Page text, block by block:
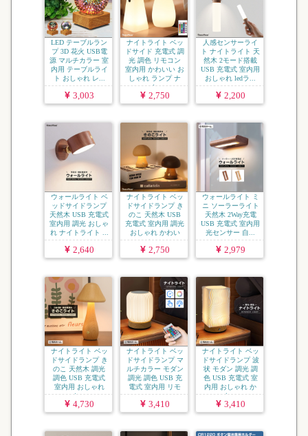
LED テーブルラン
プ 3D 花火 USB電
源 マルチカラー 室
内用 テーブルライ
ト おしゃれ レ...
3,003
ナイトライト ベッ
ドサイド 充電式 調
光 調色 リモコン
室内用 かわいい お
しゃれ ランプ ナ
イ...
2,750
人感センサーライ
ト ナイトライト 天
然木 2モード搭載
USB 充電式 室内用
おしゃれ ledラ...
2,200
ウォールライト ベ
ッドサイドランプ
天然木 USB 充電式
室内用 調光 おしゃ
れ ナイトライト ...
2,640
ナイトライト ベッ
ドサイドランプ き
のこ 天然木 USB
充電式 室内用 調光
おしゃれ かわい
い...
2,750
ウォールライト ミ
ニ ソーラーライト
天然木 2Way充電
USB 充電式 室内用
光センサー 自...
2,979
ナイトライト ベッ
ドサイドランプ き
のこ 天然木 調光
調色 USB 充電式
室内用 おしゃれ
か...
4,730
ナイトライト ベッ
ドサイドランプ マ
ルチカラー モダン
調光 調色 USB 充
電式 室内用 リモ
コ...
3,410
ナイトライト ベッ
ドサイドランプ 波
状 モダン 調光 調
色 USB 充電式 室
内用 おしゃれ か
わ...
3,410